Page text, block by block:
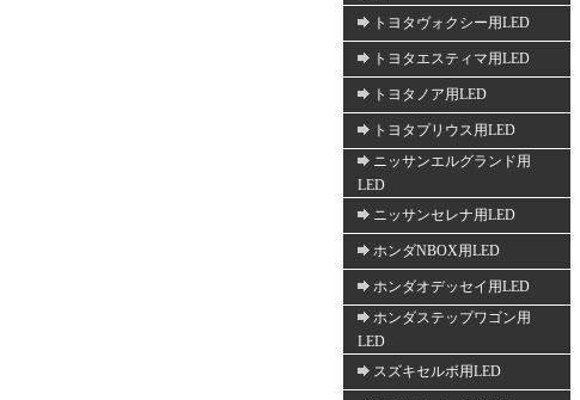
トヨタヴォクシー用LED
トヨタエスティマ用LED
トヨタノア用LED
トヨタプリウス用LED
ニッサンエルグランド用
LED
ニッサンセレナ用LED
ホンダNBOX用LED
ホンダオデッセイ用LED
ホンダステップワゴン用
LED
スズキセルボ用LED